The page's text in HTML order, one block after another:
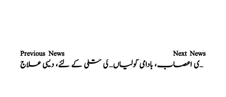
Previous News
خشک کھانسی، حلق کی خشکی کے لئے، دیسی علاج
Next News
مقوی اعصاب، بادامی گولیاں